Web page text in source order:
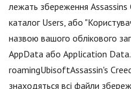
лежать збереження Assassins
каталог Users, або
назвою вашого облікового
AppData або Application Data.
roamingUbisoftAssassin's
знаходяться всі файли